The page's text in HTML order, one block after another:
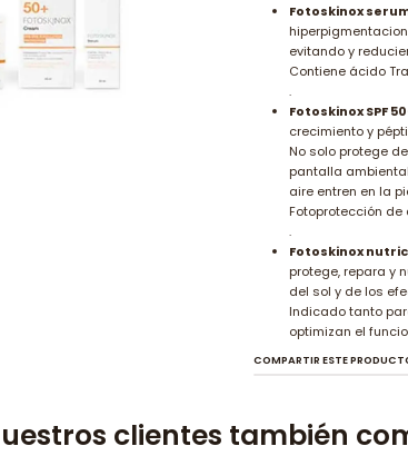
Fotoskinox
evitando y
Contiene ácido
.
Fotoskinox SPF
crecimiento y
No solo protege
pantalla
aire entren en la
Fotoprotección de
.
Fotoskinox
protege, repara y
del sol y de los
Indicado tanto
optimizan el
COMPARTIR ESTE
clientes también